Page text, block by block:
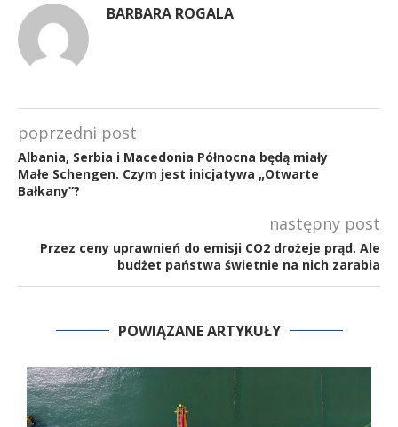
BARBARA ROGALA
poprzedni post
Albania, Serbia i Macedonia Północna będą miały
Małe Schengen. Czym jest inicjatywa „Otwarte
Bałkany”?
następny post
Przez ceny uprawnień do emisji CO2 drożeje prąd. Ale
budżet państwa świetnie na nich zarabia
POWIĄZANE ARTYKUŁY